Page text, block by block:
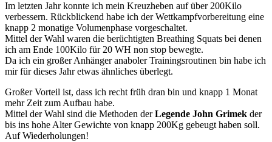
Im letzten Jahr konnte ich mein Kreuzheben auf über 200Kilo
verbessern. Rückblickend habe ich der Wettkampfvorbereitung eine
knapp 2 monatige Volumenphase vorgeschaltet.
Mittel der Wahl waren die berüchtigten Breathing Squats bei denen
ich am Ende 100Kilo für 20 WH non stop bewegte.
Da ich ein großer Anhänger anaboler Trainingsroutinen bin habe ich
mir für dieses Jahr etwas ähnliches überlegt.
Großer Vorteil ist, dass ich recht früh dran bin und knapp 1 Monat
mehr Zeit zum Aufbau habe.
Mittel der Wahl sind die Methoden derLegende John Grimek der
bis ins hohe Alter Gewichte von knapp 200Kg gebeugt haben soll.
Auf Wiederholungen!